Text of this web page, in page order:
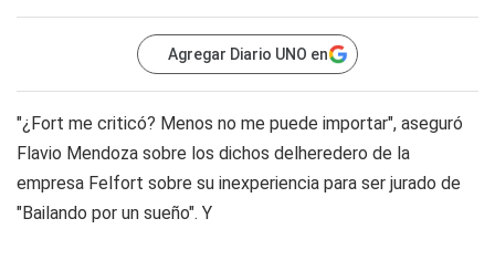
Agregar Diario UNO en
"¿Fort me criticó? Menos no me puede importar", aseguró
Flavio Mendoza sobre los dichos delheredero de la
empresa Felfort sobre su inexperiencia para ser jurado de
"Bailando por un sueño". Y